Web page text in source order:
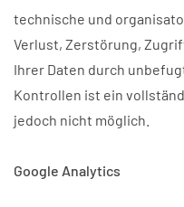
technische und
Verlust, Zerstörung,
Ihrer Daten durch
Kontrollen ist ein
jedoch nicht möglich.
Google Analytics